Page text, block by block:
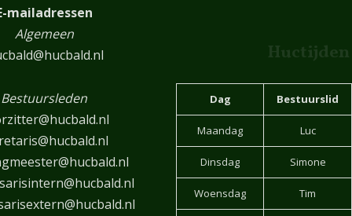
mailadressen
Algemeen
Bestuursleden
Huctijden
Dag Bestuurslid
Maandag Luc
Dinsdag Simone
Woensdag Tim